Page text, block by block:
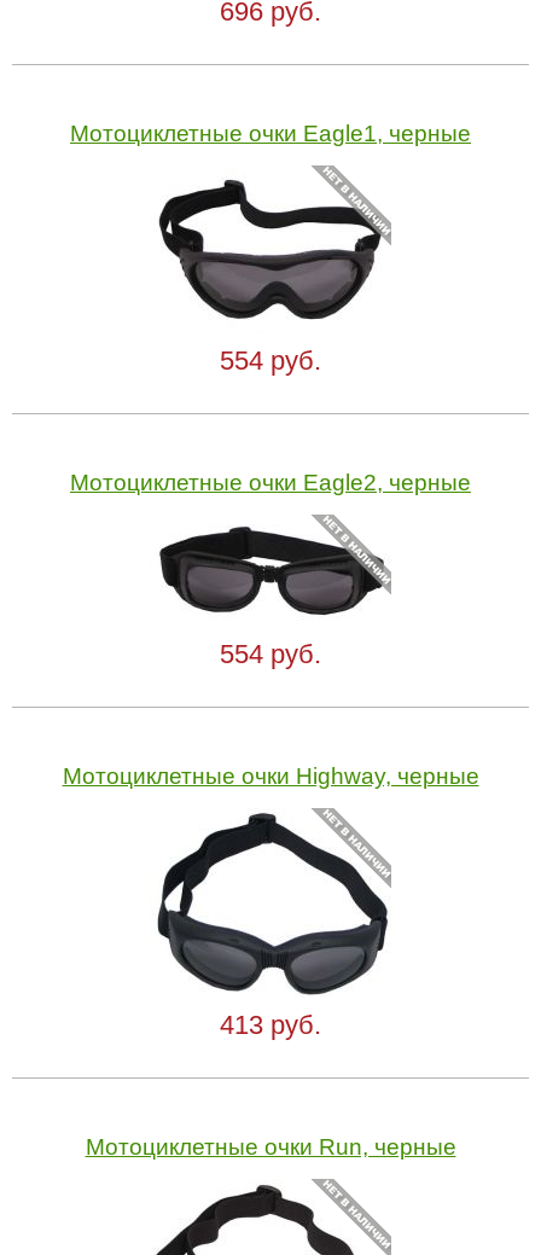
696 руб.
Мотоциклетные очки Eagle1, черные
554 руб.
Мотоциклетные очки Eagle2, черные
554 руб.
Мотоциклетные очки Highway, черные
413 руб.
Мотоциклетные очки Run, черные